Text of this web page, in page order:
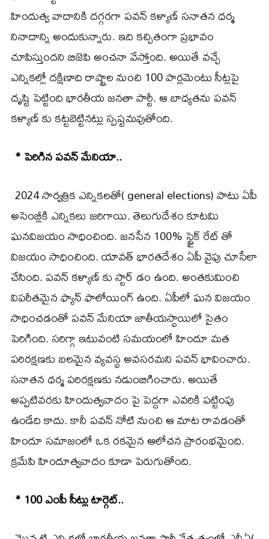
హిందుత్వ వాదానికి దగ్గరగా పవన్ కళ్యాణ్ సనాతన ధర్మ
నినాదాన్ని అందుకున్నారు. ఇది కచ్చితంగా ప్రభావం
చూపిస్తుందని బిజెపి అంచనా వేస్తోంది. అయితే వచ్చే
ఎన్నికల్లో దక్షిణాది రాష్ట్రాల నుంచి 100 పార్లమెంటు సీట్లపై
దృష్టి పెట్టింది భారతీయ జనతా పార్టీ. ఆ బాధ్యతను పవన్
కళ్యాణ్ కు కట్టబెట్టినట్లు స్పష్టమవుతోంది.
* పెరిగిన పవన్ మేనియా..
2024 సార్వత్రిక ఎన్నికలతో( general elections) పాటు ఏపీ
అసెంబ్లీకి ఎన్నికలు జరిగాయి. తెలుగుదేశం కూటమి
ఘనవిజయం సాధించింది. జనసేన 100% స్ట్రైక్ రేట్ తో
విజయం సాధించింది. యావత్ భారతదేశం ఏపీ వైపు చూసేలా
చేసింది. పవన్ కళ్యాణ్ కు స్టార్ డం ఉంది. అంతకుమించి
విపరీతమైన ఫ్యాన్ ఫాలోయింగ్ ఉంది. ఏపీలో ఘన విజయం
సాధించడంతో పవన్ మేనియా జాతీయస్థాయిలో సైతం
పెరిగింది. సరిగ్గా ఇటువంటి సమయంలో హిందూ మత
పరిరక్షణకు బలమైన వ్యవస్థ అవసరమని పవన్ భావించారు.
సనాతన ధర్మ పరిరక్షణకు నడుంబిగించారు. అయితే
అప్పటివరకు హిందుత్వవాదం పై పెద్దగా ఎవరికి పట్టింపు
ఉండేది కాదు. కానీ పవన్ నోటి నుంచి ఆ మాట రావడంతో
హిందూ సమాజంలో ఒక రకమైన ఆలోచన ప్రారంభమైంది.
క్రమేపి హిందూత్వవాదం కూడా పెరుగుతోంది.
* 100 ఎంపీ సీట్లు టార్గెట్..